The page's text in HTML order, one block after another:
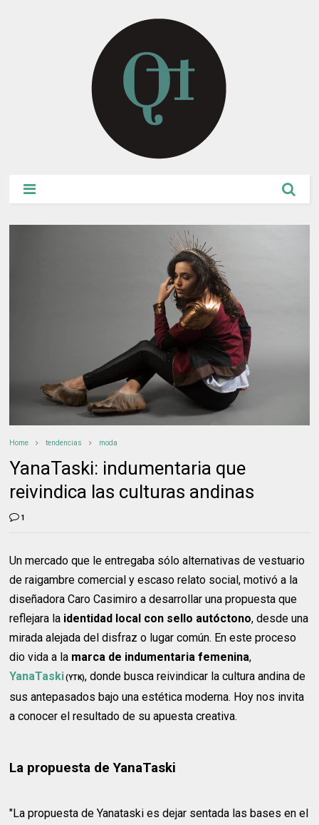
Home tendencias moda
YanaTaski: indumentaria que
reivindica las culturas andinas
1
Un mercado que le entregaba sólo alternativas de vestuario
de raigambre comercial y escaso relato social, motivó a la
diseñadora Caro Casimiro a desarrollar una propuesta que
reflejara la identidad local con sello autóctono, desde una
mirada alejada del disfraz o lugar común. En este proceso
dio vida a la marca de indumentaria femenina,
YanaTaski(YTK), donde busca reivindicar la cultura andina de
sus antepasados bajo una estética moderna. Hoy nos invita
a conocer el resultado de su apuesta creativa.
La propuesta de YanaTaski
"La propuesta de Yanataski es dejar sentada las bases en el